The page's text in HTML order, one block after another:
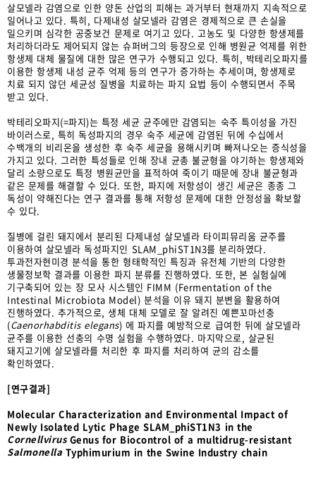
살모넬라 감염으로 인한 양돈 산업의 피해는 과거부터 현재까지 지속적으로
일어나고 있다. 특히, 다제내성 살모넬라 감염은 경제적으로 큰 손실을
일으키며 심각한 공중보건 문제로 여기고 있다. 고농도 및 다양한 항생제를
처리하더라도 제어되지 않는 슈퍼버그의 등장으로 인해 병원균 억제를 위한
항생제 대체 물질에 대한 많은 연구가 수행되고 있다. 특히, 박테리오파지를
이용한 항생제 내성 균주 억제 등의 연구가 증가하는 추세이며, 항생제로
치료 되지 않던 세균성 질병을 치료하는 파지 요법 등이 수행되면서 주목
받고 있다.
박테리오파지(=파지)는 특정 세균 균주에만 감염되는 숙주 특이성을 가진
바이러스로, 특히 독성파지의 경우 숙주 세균에 감염된 뒤에 수십에서
수백개의 비리온을 생성한 후 숙주 세균을 용해시키며 빠져나오는 증식성을
가지고 있다. 그러한 특성들로 인해 장내 균총 불균형을 야기하는 항생제와
달리 소량으로도 특정 병원균만을 표적하여 죽이기 때문에 장내 불균형과
같은 문제를 해결할 수 있다. 또한, 파지에 저항성이 생긴 세균은 종종 그
독성이 약해진다는 연구 결과를 통해 저항성 문제에 대한 안정성을 확보할
수 있다.
질병에 걸린 돼지에서 분리된 다제내성 살모넬라 타이피뮤리움 균주를
이용하여 살모넬라 독성파지인 SLAM_phiST1N3를 분리하였다.
투과전자현미경 분석을 통한 형태학적인 특징과 유전체 기반의 다양한
생물정보학 결과를 이용한 파지 분류를 진행하였다. 또한, 본 실험실에
기구축되어 있는 장 모사 시스템인 FIMM (Fermentation of the
Intestinal Microbiota Model) 분석을 이유 돼지 분변을 활용하여
진행하였다. 추가적으로, 생체 대체 모델로 잘 알려진 예쁜꼬마선충
(Caenorhabditis elegans) 에 파지를 예방적으로 급여한 뒤에 살모넬라
균주를 이용한 선충의 수명 실험을 수행하였다. 마지막으로, 살균된
돼지고기에 살모넬라를 처리한 후 파지를 처리하여 균의 감소를
확인하였다.
[연구결과]
Molecular Characterization and Environmental Impact of
Newly Isolated Lytic Phage SLAM_phiST1N3 in the
CornellvirusGenus for Biocontrol of a multidrug-resistant
Salmonella Typhimurium in the Swine Industry chain